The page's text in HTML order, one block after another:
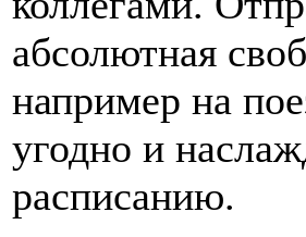
абсолютная
например на
угодно и
расписанию.